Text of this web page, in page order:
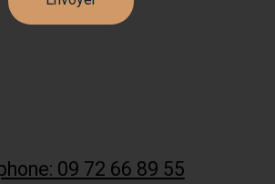
09 72 66 89 55